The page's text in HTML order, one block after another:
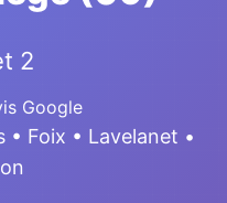
2
Google
• Foix • Lavelanet •